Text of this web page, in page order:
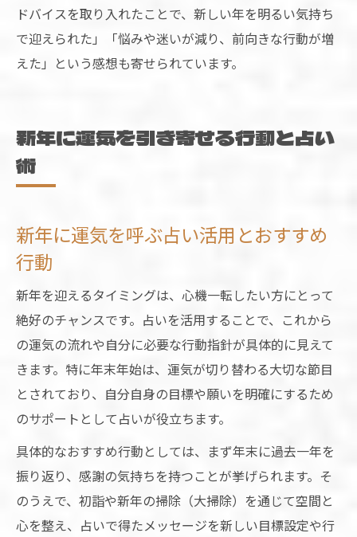
ドバイスを取り入れたことで、新しい年を明るい気持ち
で迎えられた」「悩みや迷いが減り、前向きな行動が増
えた」という感想も寄せられています。
新年に運気を引き寄せる行動と占い
術
新年に運気を呼ぶ占い活用とおすすめ
行動
新年を迎えるタイミングは、心機一転したい方にとって
絶好のチャンスです。占いを活用することで、これから
の運気の流れや自分に必要な行動指針が具体的に見えて
きます。特に年末年始は、運気が切り替わる大切な節目
とされており、自分自身の目標や願いを明確にするため
のサポートとして占いが役立ちます。
具体的なおすすめ行動としては、まず年末に過去一年を
振り返り、感謝の気持ちを持つことが挙げられます。そ
のうえで、初詣や新年の掃除（大掃除）を通じて空間と
心を整え、占いで得たメッセージを新しい目標設定や行